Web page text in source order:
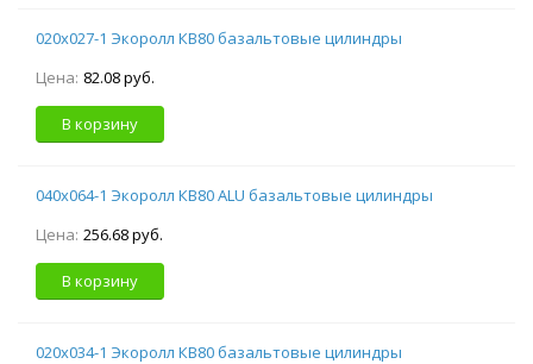
020х027-1 Экоролл КВ80 базальтовые цилиндры
Цена: 82.08 руб.
В корзину
040х064-1 Экоролл КВ80 ALU базальтовые цилиндры
Цена: 256.68 руб.
В корзину
020х034-1 Экоролл КВ80 базальтовые цилиндры